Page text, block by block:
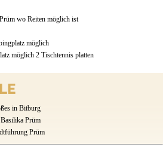
wo Reiten möglich ist
möglich
möglich 2 Tischtennis platten
in Bitburg
Basilika Prüm
Prüm